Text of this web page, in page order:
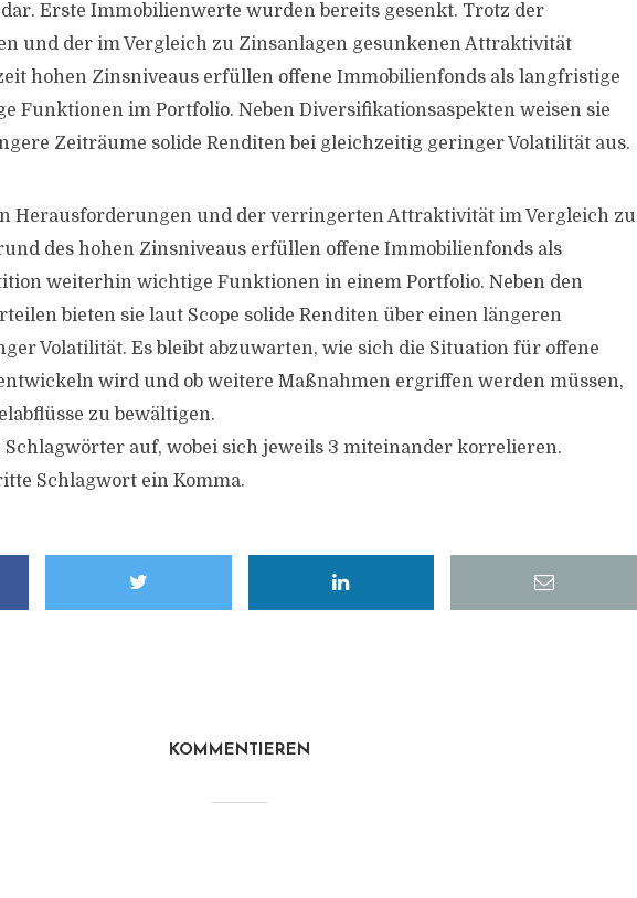
Erste Immobilienwerte wurden bereits gesenkt. Trotz der
und der im Vergleich zu Zinsanlagen gesunkenen Attraktivität
hohen Zinsniveaus erfüllen offene Immobilienfonds als langfristige
Funktionen im Portfolio. Neben Diversifikationsaspekten weisen sie
Zeiträume solide Renditen bei gleichzeitig geringer Volatilität aus.
Herausforderungen und der verringerten Attraktivität im Vergleich zu
des hohen Zinsniveaus erfüllen offene Immobilienfonds als
weiterhin wichtige Funktionen in einem Portfolio. Neben den
bieten sie laut Scope solide Renditen über einen längeren
Volatilität. Es bleibt abzuwarten, wie sich die Situation für offene
wird und ob weitere Maßnahmen ergriffen werden müssen,
zu bewältigen.
Schlagwörter auf, wobei sich jeweils 3 miteinander korrelieren.
Schlagwort ein Komma.
KOMMENTIEREN